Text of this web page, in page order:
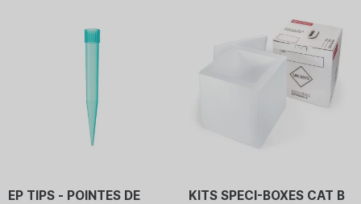
EP TIPS - POINTES DE
KITS SPECI-BOXES CAT B